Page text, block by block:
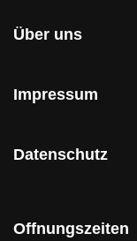
Über uns
Impressum
Datenschutz
Offnungszeiten